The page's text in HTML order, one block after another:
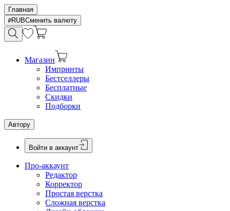
Главная
RUBСменить валюту
Магазин
Импринты
Бестселлеры
Бесплатные
Скидки
Подборки
Автору
Войти в аккаунт
Про-аккаунт
Редактор
Корректор
Простая верстка
Сложная верстка